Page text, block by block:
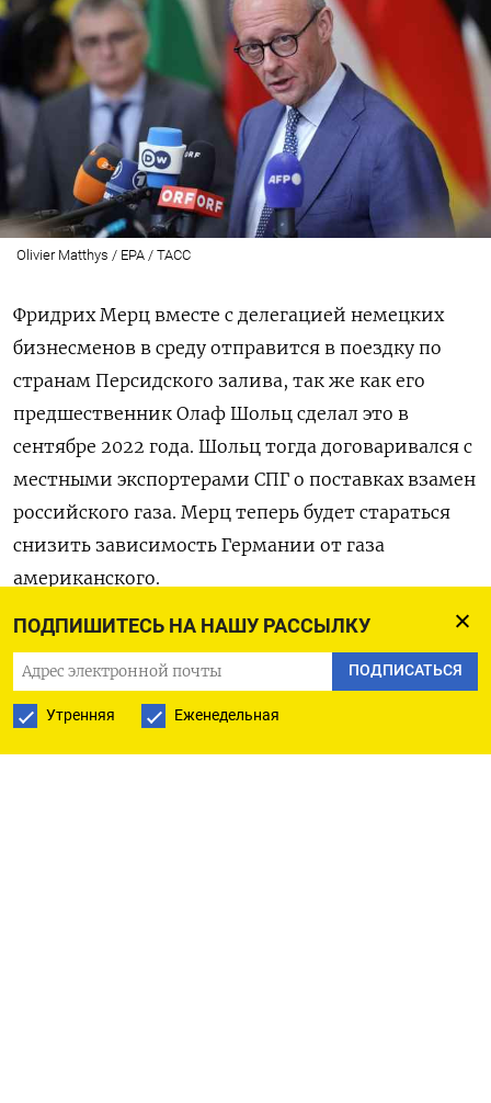
ПОДПИШИТЕСЬ НА НАШУ РАССЫЛКУ
ПОДПИСАТЬСЯ
Утренняя Еженедельная
Olivier Matthys / EPA / ТАСС
Фридрих Мерц вместе с делегацией немецких
бизнесменов в среду отправится в поездку по
странам Персидского залива, так же как его
предшественник Олаф Шольц сделал это в
сентябре 2022 года. Шольц тогда договаривался с
местными экспортерами СПГ о поставках взамен
российского газа. Мерц теперь будет стараться
снизить зависимость Германии от газа
американского.
Трехдневный визит в Саудовскую Аравию, Катар
и ОАЭ является частью стратегии Германии по
диверсификации импорта энергоресурсов и